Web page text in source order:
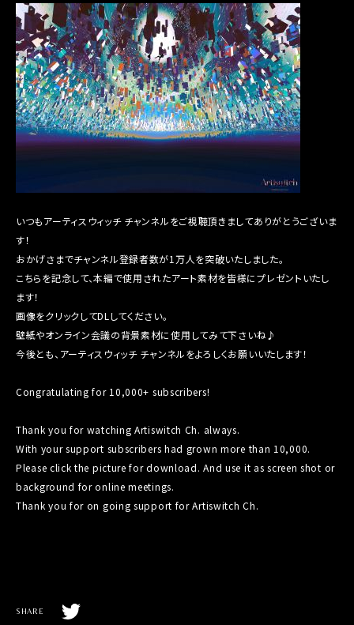
いつもアーティスウィッチ チャンネルをご視聴頂きましてありがとうございま
す！
おかげさまでチャンネル登録者数が1万人を突破いたしました。
こちらを記念して、本編で使用されたアート素材を皆様にプレゼントいたし
ます！
画像をクリックしてDLしてください。
壁紙やオンライン会議の背景素材に使用してみて下さいね♪
今後とも、アーティスウィッチ チャンネルをよろしくお願いいたします！
Congratulating for 10,000+ subscribers!
Thank you for watching Artiswitch Ch. always.
With your support subscribers had grown more than 10,000.
Please click the picture for download. And use it as screen shot or
background for online meetings.
Thank you for on going support for Artiswitch Ch.
SHARE
T
w